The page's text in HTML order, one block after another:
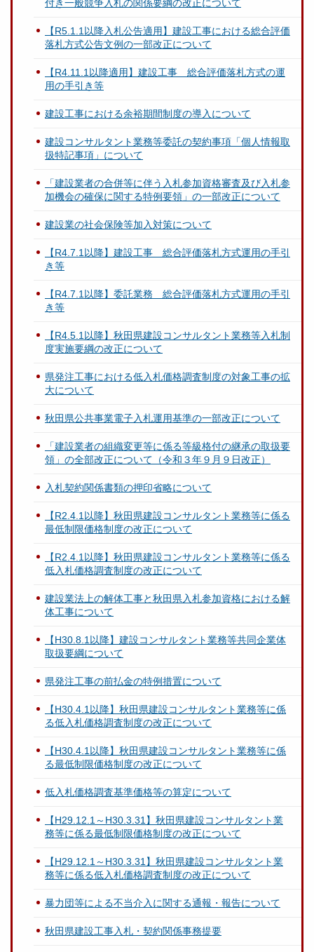
付き一般競争入札の関係要綱の改正について
【R5.1.1以降入札公告適用】建設工事における総合評価
落札方式公告文例の一部改正について
【R4.11.1以降適用】建設工事 総合評価落札方式の運
用の手引き等
建設工事における余裕期間制度の導入について
建設コンサルタント業務等委託の契約事項「個人情報取
扱特記事項」について
「建設業者の合併等に伴う入札参加資格審査及び入札参
加機会の確保に関する特例要領」の一部改正について
建設業の社会保険等加入対策について
【R4.7.1以降】建設工事 総合評価落札方式運用の手引
き等
【R4.7.1以降】委託業務 総合評価落札方式運用の手引
き等
【R4.5.1以降】秋田県建設コンサルタント業務等入札制
度実施要綱の改正について
県発注工事における低入札価格調査制度の対象工事の拡
大について
秋田県公共事業電子入札運用基準の一部改正について
「建設業者の組織変更等に係る等級格付の継承の取扱要
領」の全部改正について（令和３年９月９日改正）
入札契約関係書類の押印省略について
【R2.4.1以降】秋田県建設コンサルタント業務等に係る
最低制限価格制度の改正について
【R2.4.1以降】秋田県建設コンサルタント業務等に係る
低入札価格調査制度の改正について
建設業法上の解体工事と秋田県入札参加資格における解
体工事について
【H30.8.1以降】建設コンサルタント業務等共同企業体
取扱要綱について
県発注工事の前払金の特例措置について
【H30.4.1以降】秋田県建設コンサルタント業務等に係
る低入札価格調査制度の改正について
【H30.4.1以降】秋田県建設コンサルタント業務等に係
る最低制限価格制度の改正について
低入札価格調査基準価格等の算定について
【H29.12.1～H30.3.31】秋田県建設コンサルタント業
務等に係る最低制限価格制度の改正について
【H29.12.1～H30.3.31】秋田県建設コンサルタント業
務等に係る低入札価格調査制度の改正について
暴力団等による不当介入に関する通報・報告について
秋田県建設工事入札・契約関係事務提要